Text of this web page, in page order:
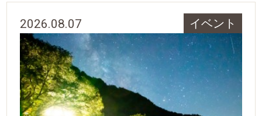
2026.08.07 イベント